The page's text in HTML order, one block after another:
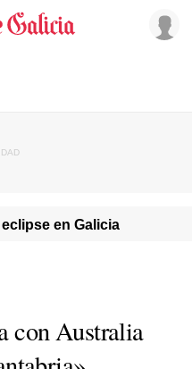
en Galicia
con Australia